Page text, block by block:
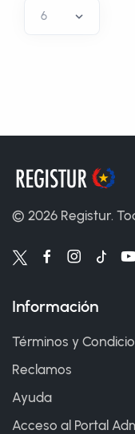
© 2026 Registur.
Información
Términos y
Reclamos
Ayuda
Acceso al Portal